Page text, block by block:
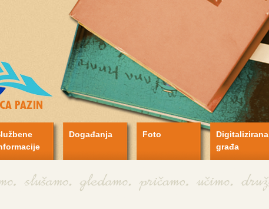
Događanja Foto
Digitalizirana
građa